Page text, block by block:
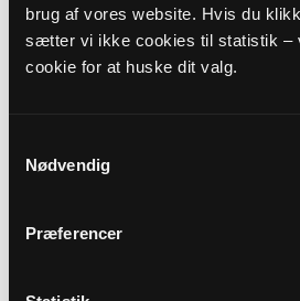
brug af vores website. Hvis du
sætter vi ikke cookies til statistik –
cookie for at huske dit valg.
Nødvendig
Præferencer
Revisor erklæring 2023
Myndighedskode: 8296
(CVR-nr. 34741891)
Budget 2022